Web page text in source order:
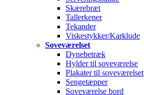
Skærebræt
Tallerkener
Tekander
Viskestykker/Karklude
Soveværelset
Dynebetræk
Hylder til soveværelse
Plakater til soveværelset
Sengetæpper
Soveværelse bord